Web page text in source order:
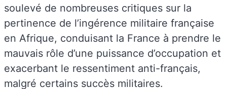
soulevé de nombreuses critiques sur la
pertinence de l’ingérence militaire française
en Afrique, conduisant la France à prendre le
mauvais rôle d’une puissance d’occupation et
exacerbant le ressentiment anti-français,
malgré certains succès militaires.